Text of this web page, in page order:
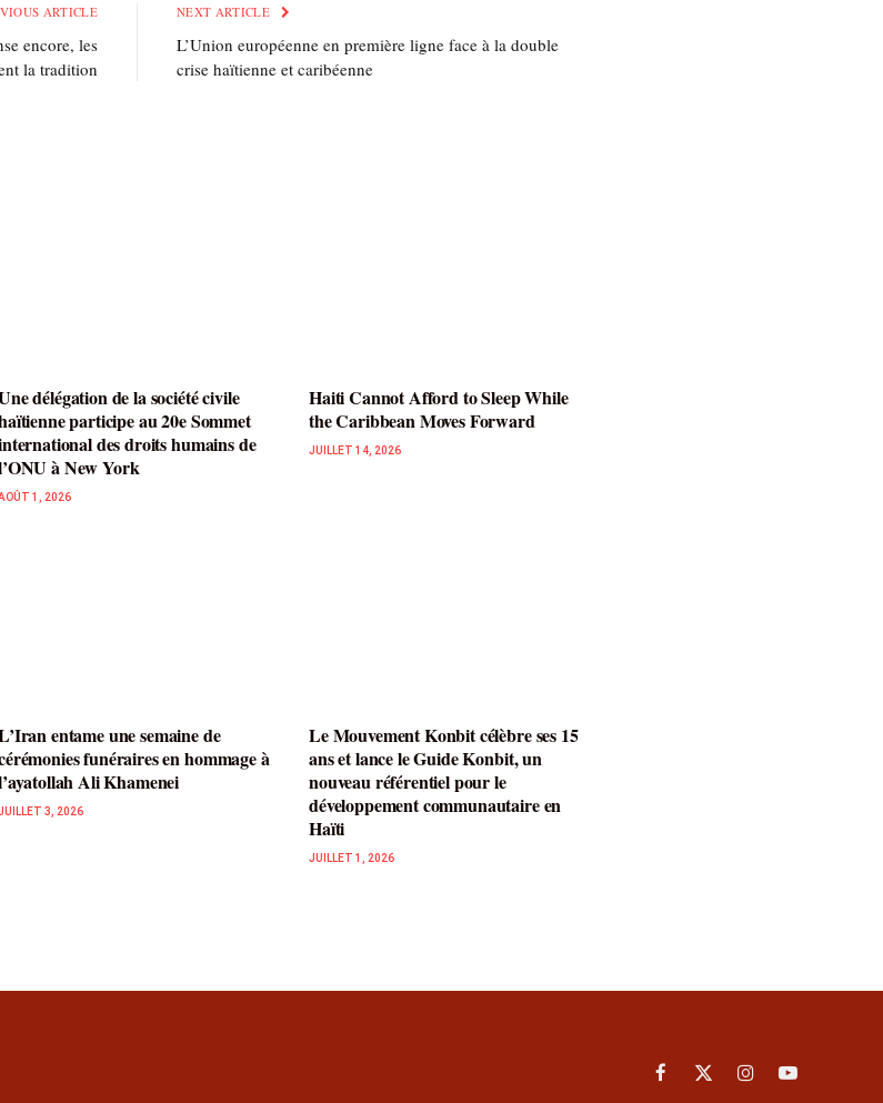
ARTICLE
encore, les
la tradition
NEXT ARTICLE
L’Union européenne en première ligne face à la double
crise haïtienne et caribéenne
délégation de la société civile
participe au 20e Sommet
des droits humains de
à New York
1, 2026
Haiti Cannot Afford to Sleep While
the Caribbean Moves Forward
JUILLET 14, 2026
entame une semaine de
funéraires en hommage à
Ali Khamenei
3, 2026
Le Mouvement Konbit célèbre ses 15
ans et lance le Guide Konbit, un
nouveau référentiel pour le
développement communautaire en
Haïti
JUILLET 1, 2026
Facebook
X
InstagramYouTube